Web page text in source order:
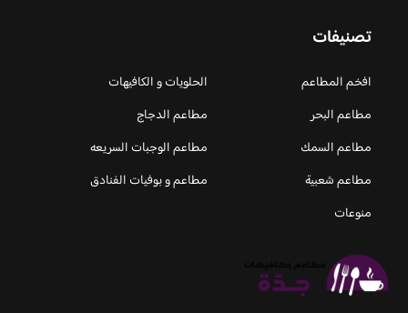
تصنيفات
افخم المطاعم
الحلويات و الكافيهات ‎
مطاعم البحر
مطاعم الدجاج
مطاعم السمك
مطاعم الوجبات السريعه
مطاعم شعبية
مطاعم و بوفيات الفنادق
منوعات